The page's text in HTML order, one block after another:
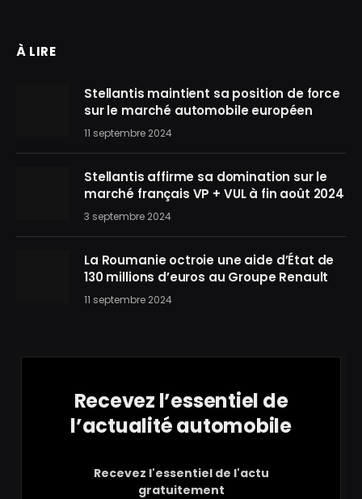
À LIRE
Stellantis maintient sa position de force
sur le marché automobile européen
11 septembre 2024
Stellantis affirme sa domination sur le
marché français VP + VUL à fin août 2024
3 septembre 2024
La Roumanie octroie une aide d’État de
130 millions d’euros au Groupe Renault
11 septembre 2024
Recevez l’essentiel de
l’actualité automobile
Recevez l'essentiel de l'actu
gratuitement